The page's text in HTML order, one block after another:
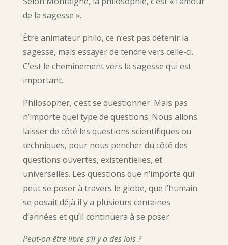
de la sagesse ».
Être animateur philo, ce n’est pas détenir la
sagesse, mais essayer de tendre vers celle-ci.
C’est le cheminement vers la sagesse qui est
important.
Philosopher, c’est se questionner. Mais pas
n’importe quel type de questions. Nous allons
laisser de côté les questions scientifiques ou
techniques, pour nous pencher du côté des
questions ouvertes, existentielles, et
universelles. Les questions que n’importe qui
peut se poser à travers le globe, que l’humain
se posait déjà il y a plusieurs centaines
d’années et qu’il continuera à se poser.
Peut-on être libre s’il y a des lois ?